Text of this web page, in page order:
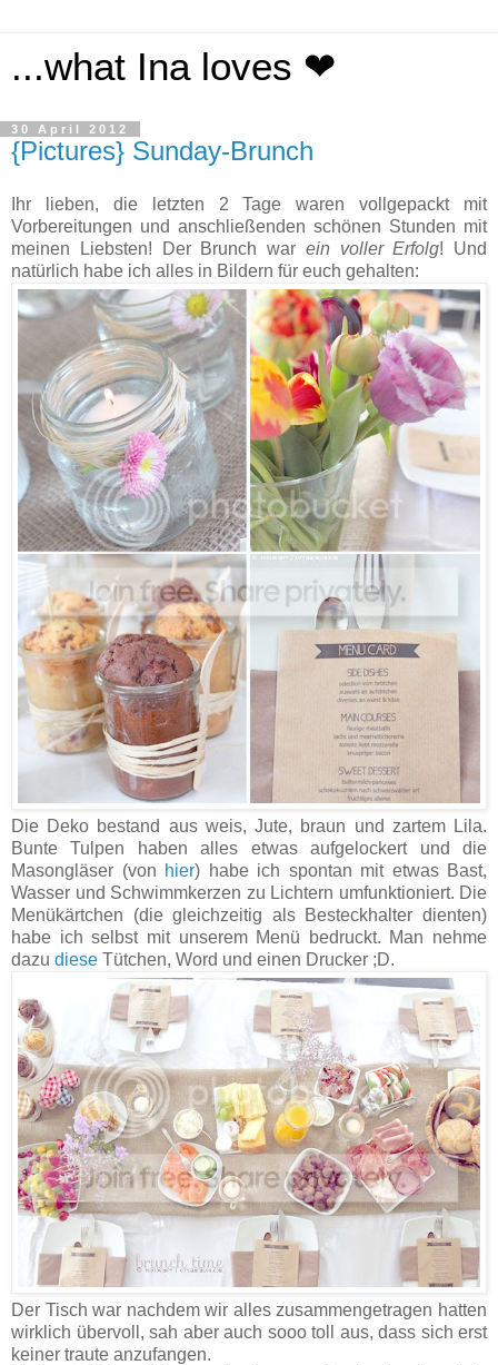
...what Ina loves ❤
30 April 2012
{Pictures} Sunday-Brunch
Ihr lieben, die letzten 2 Tage waren vollgepackt mit
Vorbereitungen und anschließenden schönen Stunden mit
meinen Liebsten! Der Brunch war ein voller Erfolg! Und
natürlich habe ich alles in Bildern für euch gehalten:
Die Deko bestand aus weis, Jute, braun und zartem Lila.
Bunte Tulpen haben alles etwas aufgelockert und die
Masongläser (von hier) habe ich spontan mit etwas Bast,
Wasser und Schwimmkerzen zu Lichtern umfunktioniert. Die
Menükärtchen (die gleichzeitig als Besteckhalter dienten)
habe ich selbst mit unserem Menü bedruckt. Man nehme
dazu diese Tütchen, Word und einen Drucker ;D.
Der Tisch war nachdem wir alles zusammengetragen hatten
wirklich übervoll, sah aber auch sooo toll aus, dass sich erst
keiner traute anzufangen.